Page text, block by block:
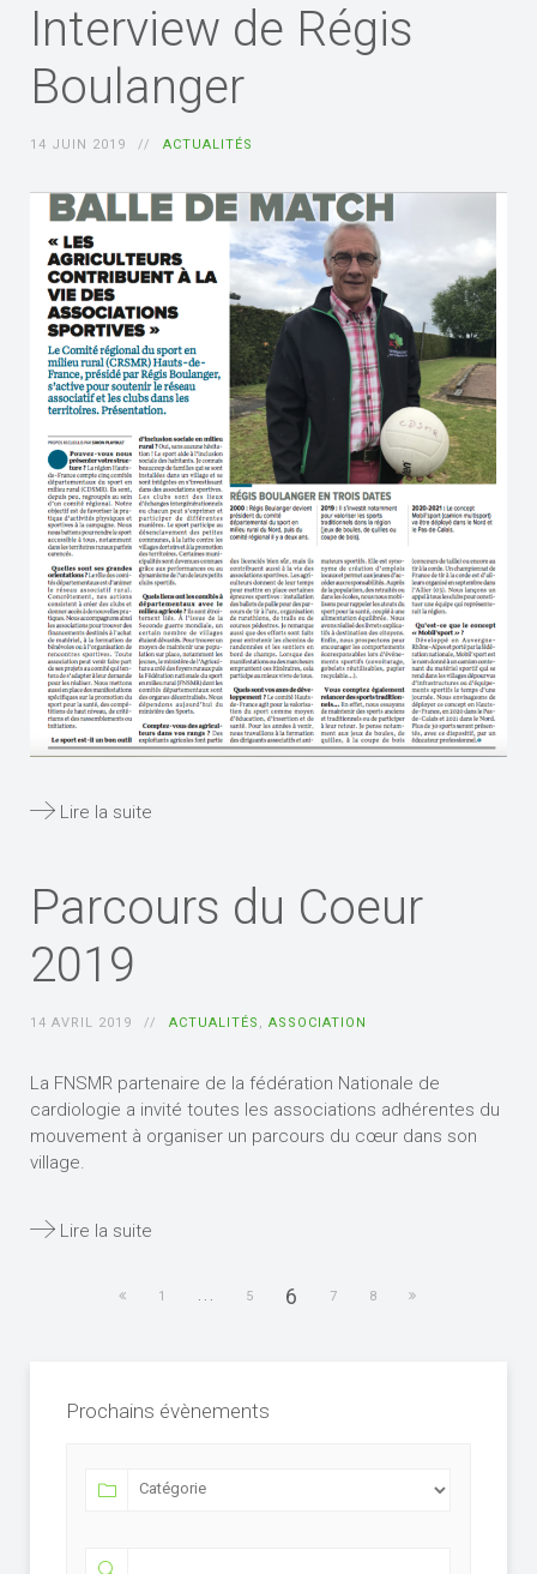
Interview de Régis
Boulanger
14 JUIN 2019 ACTUALITÉS
Lire la suite
Parcours du Coeur
2019
14 AVRIL 2019 ACTUALITÉS , ASSOCIATION
La FNSMR partenaire de la fédération Nationale de
cardiologie a invité toutes les associations adhérentes du
mouvement à organiser un parcours du cœur dans son
village.
Lire la suite
1 ... 5 6 7 8
Prochains évènements